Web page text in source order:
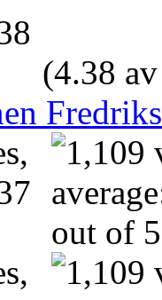
(4.38